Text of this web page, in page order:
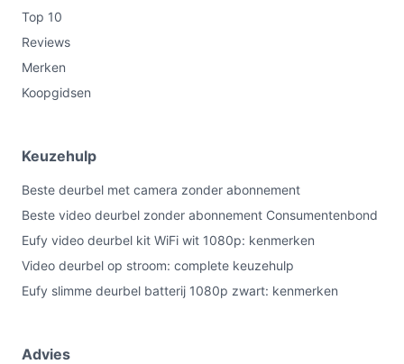
Top 10
Reviews
Merken
Koopgidsen
Keuzehulp
Beste deurbel met camera zonder abonnement
Beste video deurbel zonder abonnement Consumentenbond
Eufy video deurbel kit WiFi wit 1080p: kenmerken
Video deurbel op stroom: complete keuzehulp
Eufy slimme deurbel batterij 1080p zwart: kenmerken
Advies